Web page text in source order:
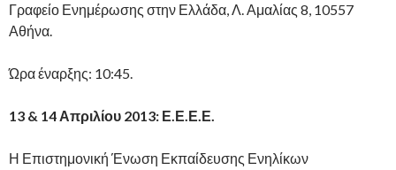
Γραφείο Ενημέρωσης στην Ελλάδα, Λ. Αμαλίας 8, 10557
Αθήνα.
Ώρα έναρξης: 10:45.
13 & 14 Απριλίου 2013: Ε.Ε.Ε.Ε.
Η Επιστημονική Ένωση Εκπαίδευσης Ενηλίκων